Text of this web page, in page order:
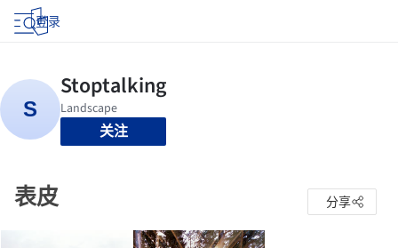
登录
关注
表皮 分享